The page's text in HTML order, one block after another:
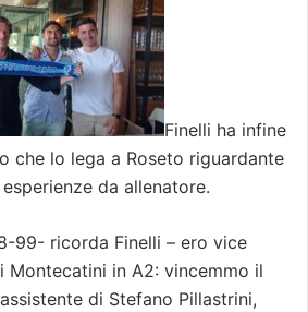
Finelli ha infine
che lo lega a Roseto riguardante
da allenatore.
99- ricorda Finelli – ero vice
Montecatini in A2: vincemmo il
di Stefano Pillastrini,